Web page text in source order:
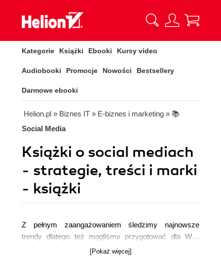
Kategorie Książki Ebooki Kursy video
Audiobooki Promocje Nowości Bestsellery
Darmowe ebooki
Helion.pl » Biznes IT » E-biznes i marketing » 📚
Social Media
Książki o social mediach
- strategie, treści i marki
- książki
Z pełnym zaangażowaniem śledzimy najnowsze
trendy dlatego też mogliśmy przygotować dla Was
najbardziej aktualną i bogatą ofertę
[Pokaż więcej]